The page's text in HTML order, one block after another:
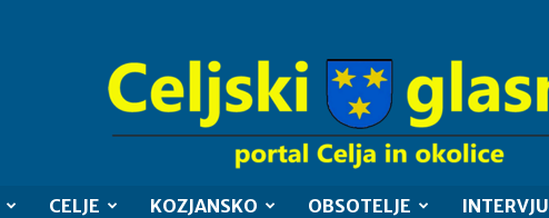
CELJE KOZJANSKO OBSOTELJE INTERVJU